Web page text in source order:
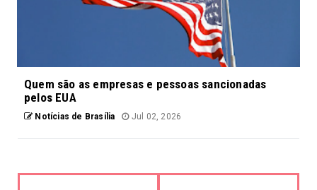
Quem são as empresas e pessoas sancionadas
pelos EUA
Notícias de Brasília Jul 02, 2026